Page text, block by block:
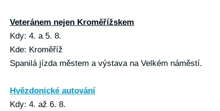
Veteránem nejen Kroměřížskem
Kdy: 4. a 5. 8.
Kde: Kroměříž
Spanilá jízda městem a výstava na Velkém náměstí.
Hvězdonické autování
Kdy: 4. až 6. 8.